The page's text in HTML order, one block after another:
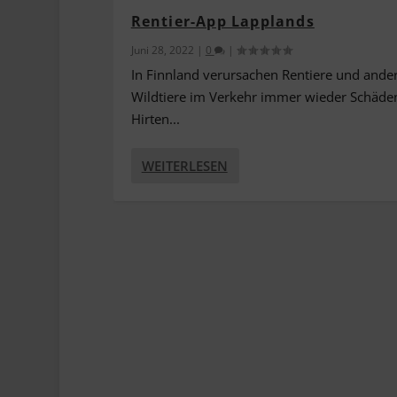
Rentier-App Lapplands
Juni 28, 2022 | 0 |
In Finnland verursachen Rentiere und
Wildtiere im Verkehr immer wieder
Hirten...
WEITERLESEN